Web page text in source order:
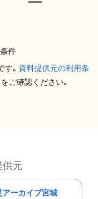
件
。 資料提供元の利用条
ご確認ください。
供元
ーカイブ宮城